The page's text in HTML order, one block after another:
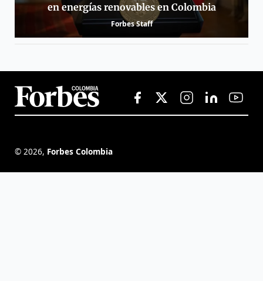
en energías renovables en Colombia
Forbes Staff
© 2026, Forbes Colombia